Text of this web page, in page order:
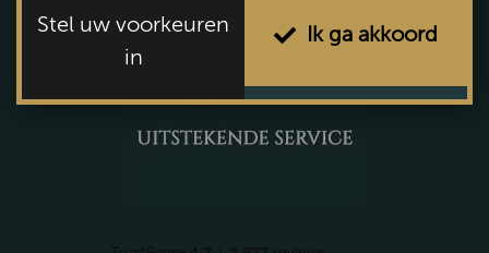
Stel uw voorkeuren
in
Ik ga akkoord